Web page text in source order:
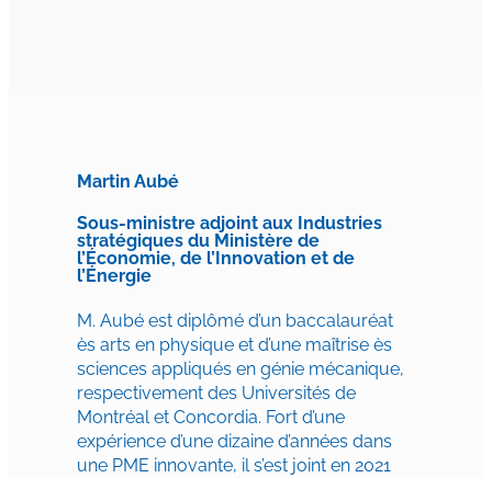
Martin Aubé
Sous-ministre adjoint aux Industries
stratégiques du Ministère de
l’Économie, de l’Innovation et de
l’Énergie
M. Aubé est diplômé d’un baccalauréat
ès arts en physique et d’une maîtrise ès
sciences appliqués en génie mécanique,
respectivement des Universités de
Montréal et Concordia. Fort d’une
expérience d’une dizaine d’années dans
une PME innovante, il s’est joint en 2021